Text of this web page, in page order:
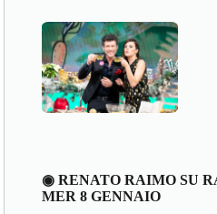
◉ RENATO RAIMO SU
MER 8 GENNAIO